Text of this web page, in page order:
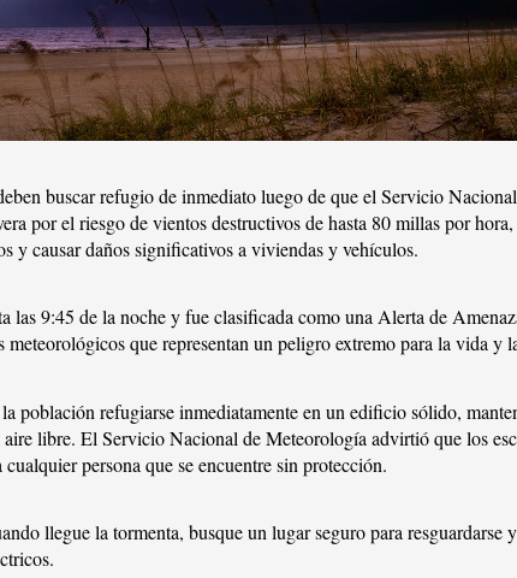
buscar refugio de inmediato luego de que el Servicio
por el riesgo de vientos destructivos de hasta 80 millas por
y causar daños significativos a viviendas y vehículos.
las 9:45 de la noche y fue clasificada como una Alerta de
meteorológicos que representan un peligro extremo para la vida y
población refugiarse inmediatamente en un edificio sólido,
aire libre. El Servicio Nacional de Meteorología advirtió que los
persona que se encuentre sin protección.
llegue la tormenta, busque un lugar seguro para resguardarse